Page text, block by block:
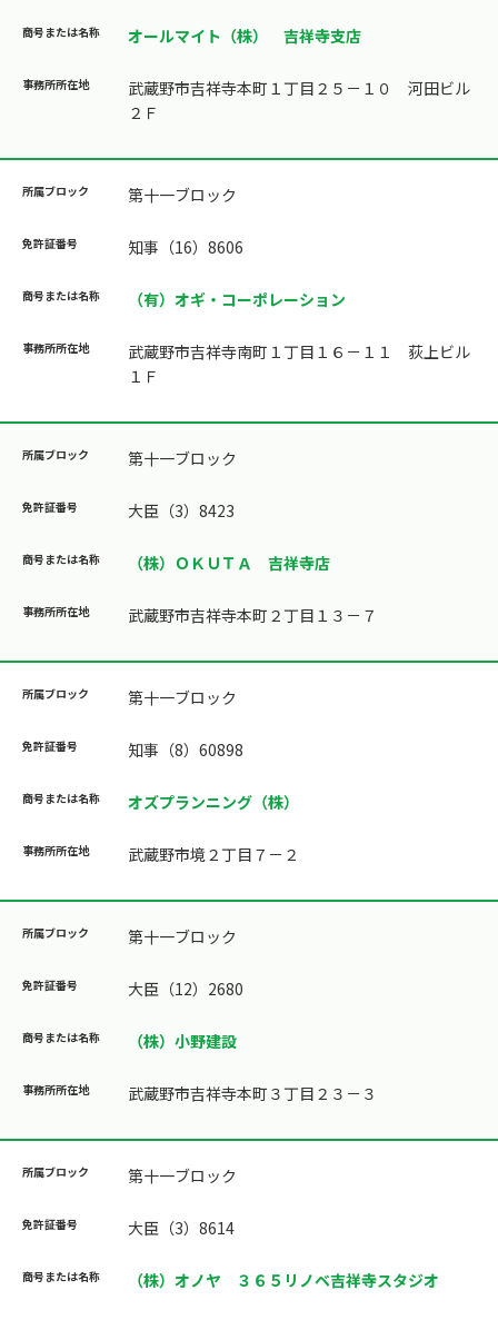
オールマイト（株） 吉祥寺支店
武蔵野市吉祥寺本町１丁目２５－１０ 河田ビル
２Ｆ
第十一ブロック
知事（16）8606
（有）オギ・コーポレーション
武蔵野市吉祥寺南町１丁目１６－１１ 荻上ビル
１Ｆ
第十一ブロック
大臣（3）8423
（株）ＯＫＵＴＡ 吉祥寺店
武蔵野市吉祥寺本町２丁目１３－７
第十一ブロック
知事（8）60898
オズプランニング（株）
武蔵野市境２丁目７－２
第十一ブロック
大臣（12）2680
（株）小野建設
武蔵野市吉祥寺本町３丁目２３－３
第十一ブロック
大臣（3）8614
（株）オノヤ ３６５リノベ吉祥寺スタジオ